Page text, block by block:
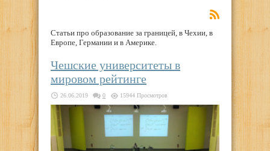
Статьи про образование за границей, в Чехии, в
Европе, Германии и в Америке.
Чешские университеты в
мировом рейтинге
26.06.2019 0 15944 Просмотров